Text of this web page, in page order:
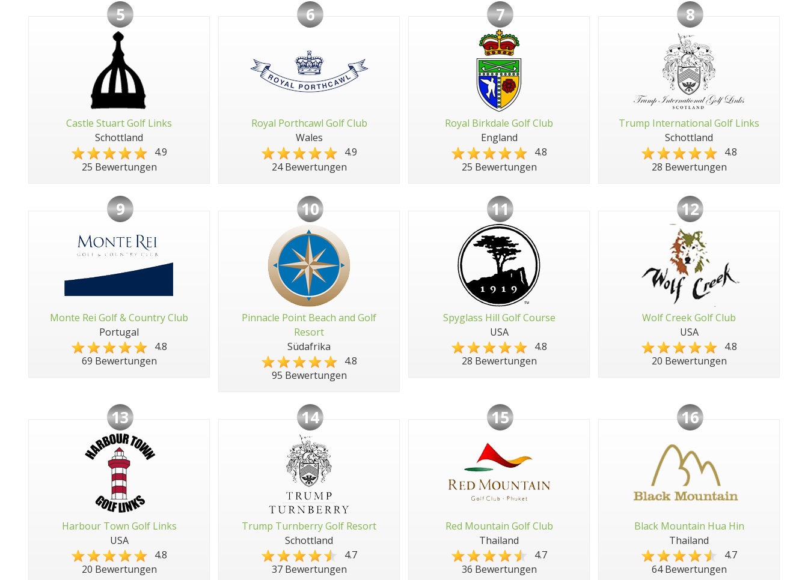
5
Castle Stuart Golf Links
Schottland
4.9
25 Bewertungen
6
Royal Porthcawl Golf Club
Wales
4.9
24 Bewertungen
7
Royal Birkdale Golf Club
England
4.8
25 Bewertungen
8
Trump International Golf Links
Schottland
4.8
28 Bewertungen
9
Monte Rei Golf & Country Club
Portugal
4.8
69 Bewertungen
10
Pinnacle Point Beach and Golf
Resort
Südafrika
4.8
95 Bewertungen
11
Spyglass Hill Golf Course
USA
4.8
28 Bewertungen
12
Wolf Creek Golf Club
USA
4.8
20 Bewertungen
13
Harbour Town Golf Links
USA
4.8
20 Bewertungen
14
Trump Turnberry Golf Resort
Schottland
4.7
37 Bewertungen
15
Red Mountain Golf Club
Thailand
4.7
36 Bewertungen
16
Black Mountain Hua Hin
Thailand
4.7
64 Bewertungen